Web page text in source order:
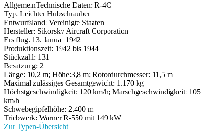
AllgemeinTechnische Daten: R-4C
Typ: Leichter Hubschrauber
Entwurfsland: Vereinigte Staaten
Hersteller: Sikorsky Aircraft Corporation
Erstflug: 13. Januar 1942
Produktionszeit: 1942 bis 1944
Stückzahl: 131
Besatzung: 2
Länge: 10,2 m; Höhe:3,8 m; Rotordurchmesser: 11,5 m
Maximal zulässiges Gesamtgewicht: 1.170 kg
Höchstgeschwindigkeit: 120 km/h; Marschgeschwindigkeit: 105
km/h
Schwebegipfelhöhe: 2.400 m
Triebwerk: Warner R-550 mit 149 kW
Zur Typen-Übersicht